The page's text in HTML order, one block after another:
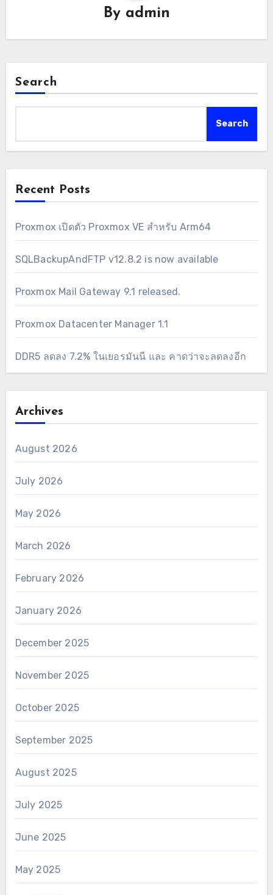
By admin
Search
Search
Recent Posts
Proxmox เปิดตัว Proxmox VE สำหรับ Arm64
SQLBackupAndFTP v12.8.2 is now available
Proxmox Mail Gateway 9.1 released.
Proxmox Datacenter Manager 1.1
DDR5 ลดลง 7.2% ในเยอรมันนี และ คาดว่าจะลดลงอีก
Archives
August 2026
July 2026
May 2026
March 2026
February 2026
January 2026
December 2025
November 2025
October 2025
September 2025
August 2025
July 2025
June 2025
May 2025